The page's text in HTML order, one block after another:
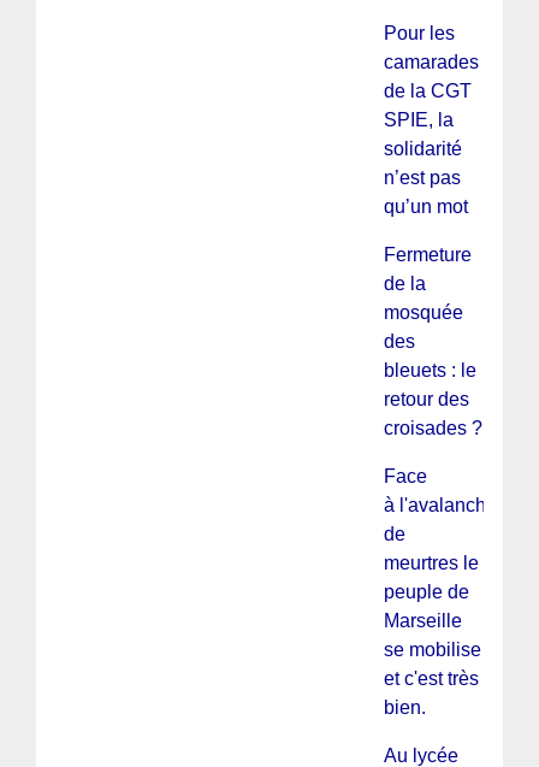
Pour les
camarades
de la CGT
SPIE, la
solidarité
n’est pas
qu’un mot
Fermeture
de la
mosquée
des
bleuets : le
retour des
croisades ?
Face
à l'avalanche
de
meurtres le
peuple de
Marseille
se mobilise
et c'est très
bien.
Au lycée